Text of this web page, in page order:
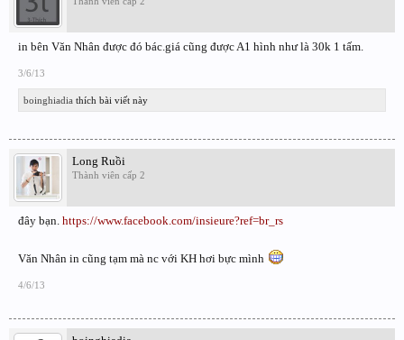
in bên Văn Nhân được đó bác.giá cũng được A1 hình như là 30k 1 tấm.
3/6/13
boinghiadia thích bài viết này
Long Ruồi
Thành viên cấp 2
đây bạn. https://www.facebook.com/insieure?ref=br_rs
Văn Nhân in cũng tạm mà nc với KH hơi bực mình
4/6/13